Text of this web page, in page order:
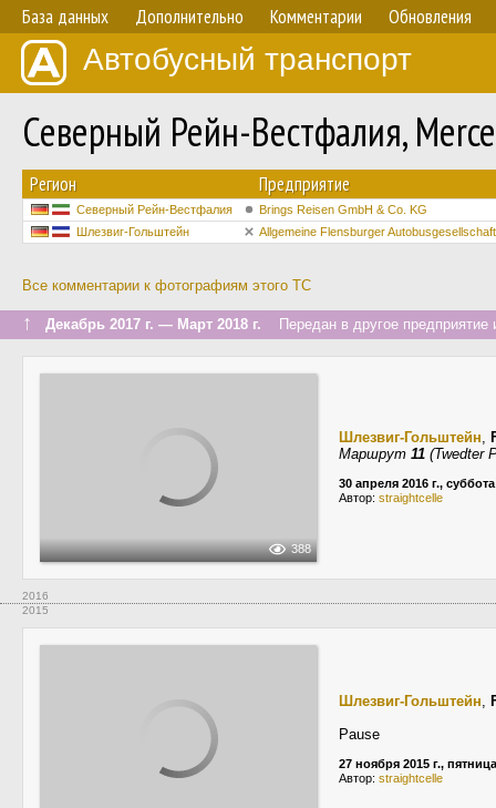
База данных Дополнительно Комментарии Обновления
Автобусный транспорт
Северный Рейн-Вестфалия,
Регион Предприятие
Северный Рейн-Вестфалия
Brings Reisen GmbH & Co. KG
Шлезвиг-Гольштейн
Allgemeine Flensburger
Все комментарии к фотографиям этого ТС
↑ Декабрь 2017 г. — Март 2018 г. Передан в другое предприятие
388
Шлезвиг-Гольштейн,
Маршрут 11 (Twedter
30 апреля 2016 г., суббота
Автор: straightcelle
2016
2015
Шлезвиг-Гольштейн,
Pause
27 ноября 2015 г., пятница
Автор: straightcelle